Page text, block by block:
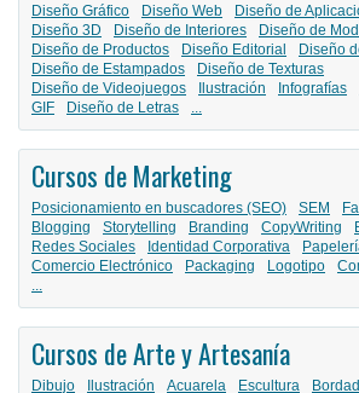
Diseño Gráfico Diseño Web
Diseño de
Diseño 3D
Diseño de Interiores
Diseño de
Diseño de Productos
Diseño Editorial
Diseño
Diseño de Estampados
Diseño de Texturas
Diseño de Videojuegos
Ilustración Infografías
GIF
Diseño de Letras ...
Cursos de Marketing
Posicionamiento en buscadores (SEO) SEM
Blogging
Storytelling Branding CopyWriting
Redes Sociales
Identidad Corporativa
Comercio Electrónico
Packaging Logotipo
...
Cursos de Arte y Artesanía
Dibujo Ilustración Acuarela Escultura